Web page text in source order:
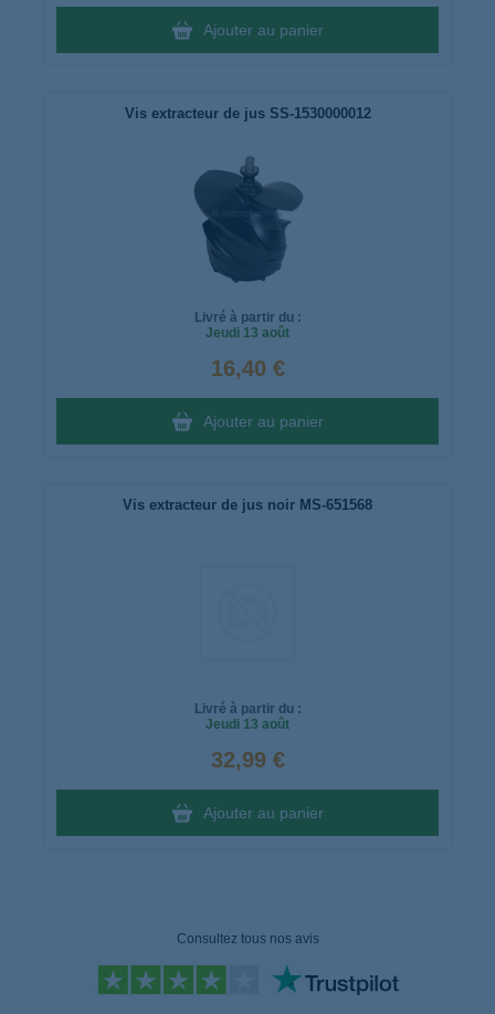
Ajouter au panier
Vis extracteur de jus SS-1530000012
Livré à partir du :
Jeudi 13 août
16,40 €
Ajouter au panier
Vis extracteur de jus noir MS-651568
Livré à partir du :
Jeudi 13 août
32,99 €
Ajouter au panier
Consultez tous nos avis